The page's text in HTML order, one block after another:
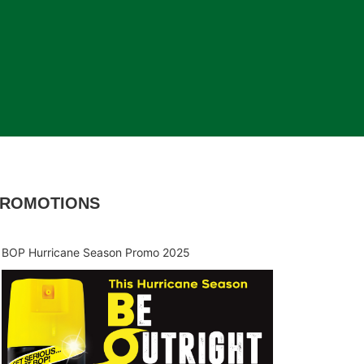
BOP Hurricane Season Promo 2025